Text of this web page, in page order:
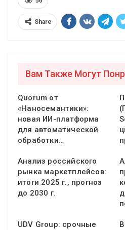
Share
Вам Также Могут
Quorum от
«Наносемантики»:
новая ИИ-платформа
для автоматической
обработки…
Анализ российского
рынка маркетплейсов:
итоги 2025 г., прогноз
до 2030 г.
UDV Group: срочные